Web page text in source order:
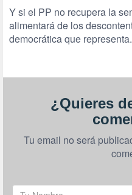
Y si el PP no recupera la
alimentará de los
democrática que representa.
¿Quieres
Tu email no será